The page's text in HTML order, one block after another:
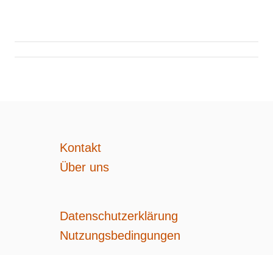
g
Kontakt
Über uns
Datenschutzerklärung
Nutzungsbedingungen